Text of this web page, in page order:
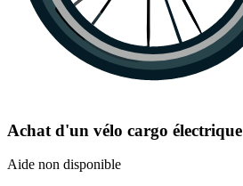
Achat d'un vélo cargo électrique
Aide non disponible